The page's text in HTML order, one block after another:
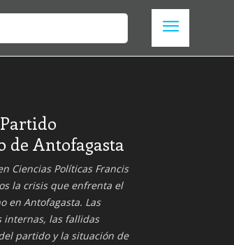
de Antofagasta
Ciencias Políticas Francis
la crisis que enfrenta el
en Antofagasta. Las
internas, las fallidas
partido y la situación de